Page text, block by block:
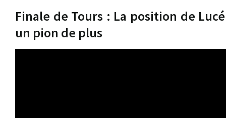
Finale de Tours : La position de
un pion de plus